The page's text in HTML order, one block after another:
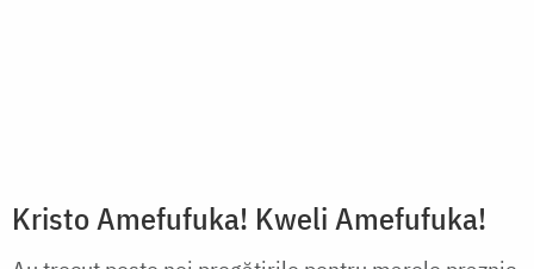
(Video) „Din mâinile lor, în inima ta” –
Campanie de licitații caritabile online